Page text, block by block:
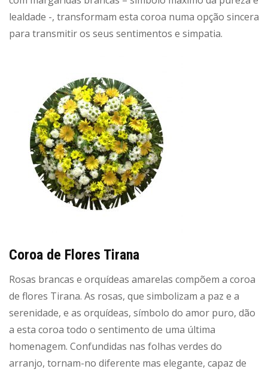
lealdade -, transformam esta coroa numa opção sincera
para transmitir os seus sentimentos e simpatia.
Coroa de Flores Tirana
Rosas brancas e orquídeas amarelas compõem a coroa
de flores Tirana. As rosas, que simbolizam a paz e a
serenidade, e as orquídeas, símbolo do amor puro, dão
a esta coroa todo o sentimento de uma última
homenagem. Confundidas nas folhas verdes do
arranjo, tornam-no diferente mas elegante, capaz de